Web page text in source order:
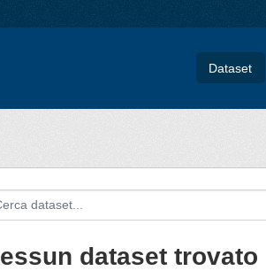
Dataset
dataset trovato